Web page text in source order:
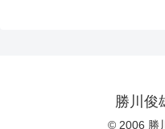
勝川俊
© 2006 勝